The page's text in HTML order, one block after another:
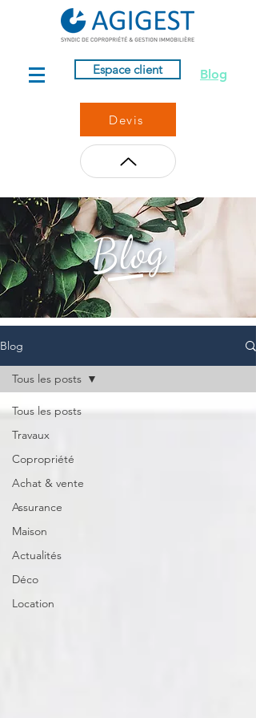
Espace client Blog
Devis
Blog
Blog
Tous les posts
Travaux
Copropriété
Achat & vente
Assurance
Maison
Actualités
Déco
Location
Tous les posts